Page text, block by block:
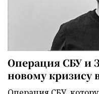
Операция СБУ и
новому кризису